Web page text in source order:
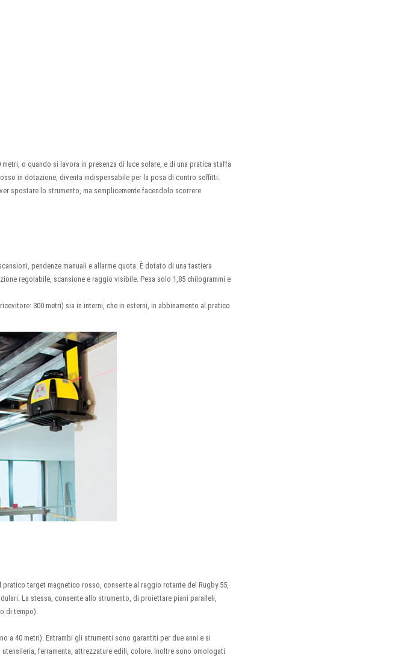
o quando si lavora in presenza di luce solare, e di una pratica staffa
in dotazione, diventa indispensabile per la posa di contro soffitti.
spostare lo strumento, ma semplicemente facendolo scorrere
pendenze manuali e allarme quota. È dotato di una tastiera
regolabile, scansione e raggio visibile. Pesa solo 1,85 chilogrammi e
300 metri) sia in interni, che in esterni, in abbinamento al pratico
target magnetico rosso, consente al raggio rotante del Rugby 55,
La stessa, consente allo strumento, di proiettare piani paralleli,
di tempo).
a 40 metri). Entrambi gli strumenti sono garantiti per due anni e si
ferramenta, attrezzature edili, colore. Inoltre sono omologati